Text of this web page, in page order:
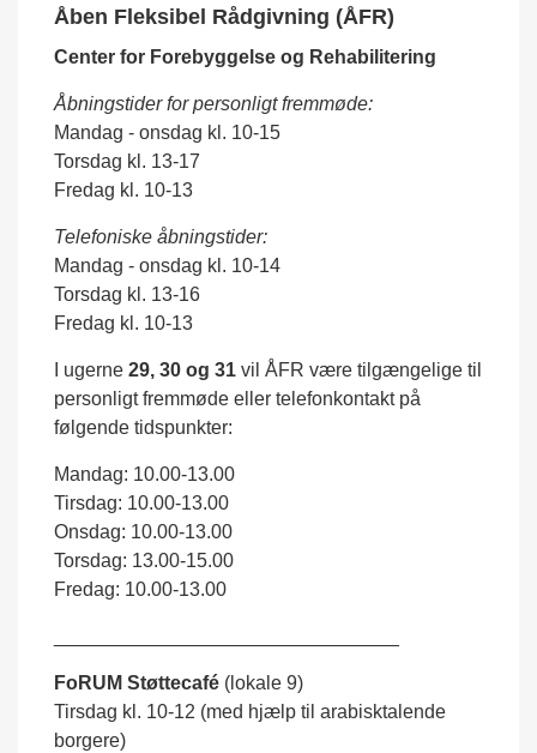
Åben Fleksibel Rådgivning (ÅFR)
Center for Forebyggelse og Rehabilitering
Åbningstider for personligt fremmøde:
Mandag - onsdag kl. 10-15
Torsdag kl. 13-17
Fredag kl. 10-13
Telefoniske åbningstider:
Mandag - onsdag kl. 10-14
Torsdag kl. 13-16
Fredag kl. 10-13
I ugerne 29, 30 og 31 vil ÅFR være tilgængelige til
personligt fremmøde eller telefonkontakt på
følgende tidspunkter:
Mandag: 10.00-13.00
Tirsdag: 10.00-13.00
Onsdag: 10.00-13.00
Torsdag: 13.00-15.00
Fredag: 10.00-13.00
FoRUM Støttecafé (lokale 9)
Tirsdag kl. 10-12 (med hjælp til arabisktalende
borgere)